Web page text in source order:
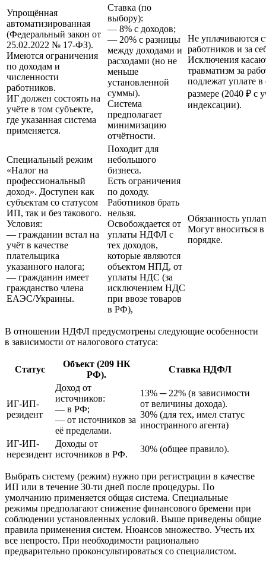
Упрощённая
автоматизированная
(Федеральный закон от
25.02.2022 № 17-ФЗ).
Имеются ограничения
по доходам и
численности
работников.
ИГ должен состоять на
учёте в том субъекте,
где указанная система
применяется.
Ставка (по
выбору):
— 8% с доходов;
— 20% с разницы
между доходами и
расходами (но не
меньше
установленной
суммы).
Система
предполагает
минимизацию
отчётности.
Не уплачиваются
работников и за
Исключения
травматизм за
подлежат уплате
размере (2040 ₽ с
индексации).
Специальный режим
«Налог на
профессиональный
доход». Доступен как
субъектам со статусом
ИП, так и без такового.
Условия:
— гражданин встал на
учёт в качестве
плательщика
указанного налога;
— гражданин имеет
гражданство члена
ЕАЭС/Украины.
Походит для
небольшого
бизнеса.
Есть ограничения
по доходу.
Работников брать
нельзя.
Освобождается от
уплаты НДФЛ с
тех доходов,
которые являются
объектом НПД, от
уплаты НДС (за
исключением НДС
при ввозе товаров
в РФ),
Обязанность
Могут вноситься
порядке.
В отношении НДФЛ предусмотрены следующие особенности
в зависимости от налогового статуса:
Статус
Объект (209 НК
РФ).
Ставка НДФЛ
ИГ-ИП-
резидент
Доход от
источников:
— в РФ;
— от источников за
её пределами.
13% ─ 22% (в зависимости
от величины дохода).
30% (для тех, имел статус
иностранного агента)
ИГ-ИП-
нерезидент
Доходы от
источников в РФ.
30% (общее правило).
Выбрать систему (режим) нужно при регистрации в качестве
ИП или в течение 30-ти дней после процедуры. По
умолчанию применяется общая система. Специальные
режимы предполагают снижение финансового бремени при
соблюдении установленных условий. Выше приведены общие
правила применения систем. Нюансов множество. Учесть их
все непросто. При необходимости рационально
предварительно проконсультироваться со специалистом.